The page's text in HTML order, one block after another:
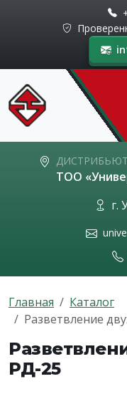
ТОО
г.
Главная
Каталог
Разветвление
РД-25